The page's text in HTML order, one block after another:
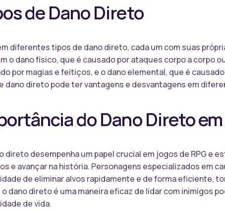
de Dano Direto
diferentes tipos de dano direto, cada um com suas
o dano físico, que é causado por ataques corpo a corpo
por magias e feitiços, e o dano elemental, que é
dano direto pode ter vantagens e desvantagens em
do Dano Direto
direto desempenha um papel crucial em jogos de RPG e
e avançar na história. Personagens especializados em
de eliminar alvos rapidamente e de forma eficiente,
o dano direto é uma maneira eficaz de lidar com inimigos
de vida.